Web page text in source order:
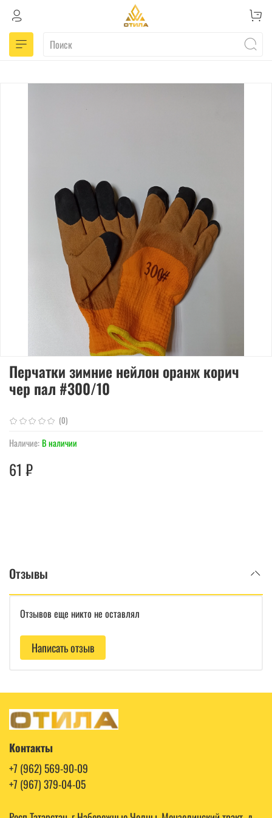
(0)
Наличие:В наличии
Перчатки зимние нейлон оранж корич
чер пал #300/10
61 ₽
Отзывы
Отзывов еще никто не оставлял
Написать отзыв
Контакты
+7 (962) 569-90-09
+7 (967) 379-04-05